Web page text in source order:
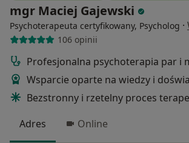
mgr Maciej Gajewski
Psychoterapeuta certyfikowany, Psycholog ·
106 opinii
Profesjonalna psychoterapia par i
Wsparcie oparte na wiedzy i
Bezstronny i rzetelny proces
Adres
Online